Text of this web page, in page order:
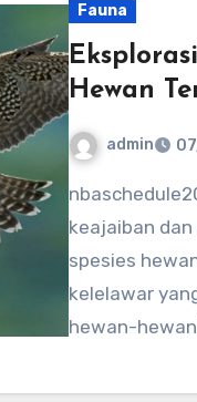
Fauna
Hewan
admin
nbaschedule2012now.net – Dunia udara penuh dengan
keajaiban
spesies
kelelawar
hewan-